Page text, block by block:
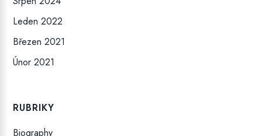
Leden 2022
Březen 2021
Únor 2021
RUBRIKY
Biography